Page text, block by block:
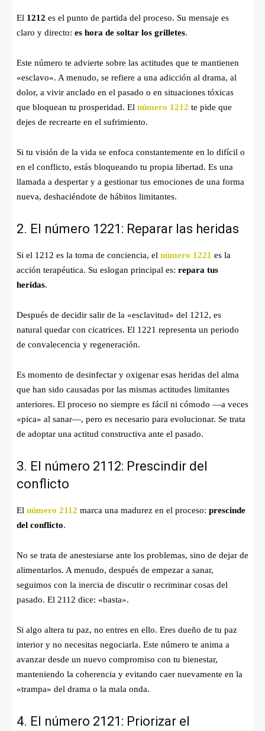
El 1212 es el punto de partida del proceso. Su mensaje es
claro y directo: es hora de soltar los grilletes.
Este número te advierte sobre las actitudes que te mantienen
«esclavo». A menudo, se refiere a una adicción al drama, al
dolor, a vivir anclado en el pasado o en situaciones tóxicas
que bloquean tu prosperidad. El número 1212 te pide que
dejes de recrearte en el sufrimiento.
Si tu visión de la vida se enfoca constantemente en lo difícil o
en el conflicto, estás bloqueando tu propia libertad. Es una
llamada a despertar y a gestionar tus emociones de una forma
nueva, deshaciéndote de hábitos limitantes.
2. El número 1221: Reparar las heridas
Si el 1212 es la toma de conciencia, el número 1221 es la
acción terapéutica. Su eslogan principal es: repara tus
heridas.
Después de decidir salir de la «esclavitud» del 1212, es
natural quedar con cicatrices. El 1221 representa un periodo
de convalecencia y regeneración.
Es momento de desinfectar y oxigenar esas heridas del alma
que han sido causadas por las mismas actitudes limitantes
anteriores. El proceso no siempre es fácil ni cómodo —a veces
«pica» al sanar—, pero es necesario para evolucionar. Se trata
de adoptar una actitud constructiva ante el pasado.
3. El número 2112: Prescindir del
conflicto
El número 2112 marca una madurez en el proceso: prescinde
del conflicto.
No se trata de anestesiarse ante los problemas, sino de dejar de
alimentarlos. A menudo, después de empezar a sanar,
seguimos con la inercia de discutir o recriminar cosas del
pasado. El 2112 dice: «basta».
Si algo altera tu paz, no entres en ello. Eres dueño de tu paz
interior y no necesitas negociarla. Este número te anima a
avanzar desde un nuevo compromiso con tu bienestar,
manteniendo la coherencia y evitando caer nuevamente en la
«trampa» del drama o la mala onda.
4. El número 2121: Priorizar el